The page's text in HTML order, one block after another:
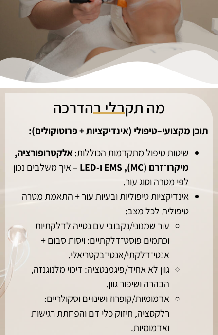
מה תקבלי בהדרכה
תוכן מקצועי–טיפולי (אינדיקציות + פרוטוקולים):
שיטות טיפול מתקדמות הכוללות:אלקטרופורציה,
מיקרו־זרם (MC), EMS ו-LED
– איך משלבים נכון
לפי מטרה וסוג עור.
אינדיקציות טיפוליות ובעיות עור + התאמת מטרה
טיפולית לכל מצב:
עור שמנוני/נקבובי עם נטייה לדלקתיות
וכתמים פוסט־דלקתיים: ויסות סבום +
אנטי־דלקתי/אנטי־בקטריאלי.
גוון לא אחיד/פיגמנטציה: דיכוי מלנוגנזה,
הבהרה ושיפור גוון.
אדמומיות/קופרוז ושינויים וסקולריים:
רלקסציה, חיזוק כלי דם והפחתת רגישות
ואדמומיות.